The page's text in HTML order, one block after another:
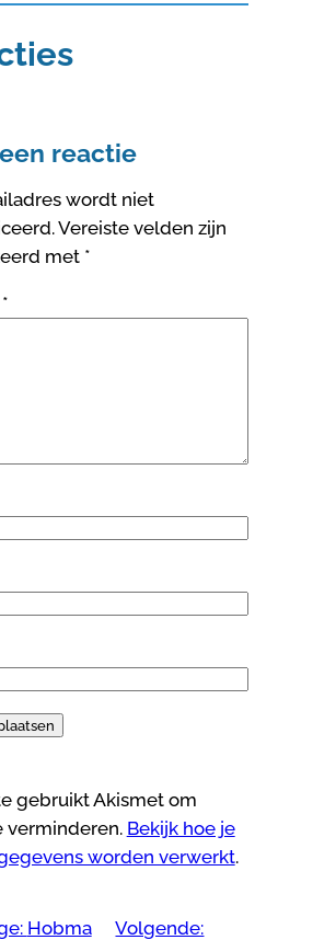
reactie
wordt niet
Vereiste velden zijn
met *
*
gebruikt Akismet om
verminderen. Bekijk hoe je
worden verwerkt.
Hobma
Volgende: